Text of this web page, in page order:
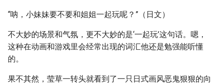
“呐，小妹妹要不要和姐姐一起玩呢？”（日文）
不大妙的场景和气氛，更不大妙的是‘一起玩’这句话。嗯，
这种在动画和游戏里会经常出现的词汇他还是勉强能听懂
的。
果不其然，莹草一转头就看到了一只日式画风恶鬼狠狠的向